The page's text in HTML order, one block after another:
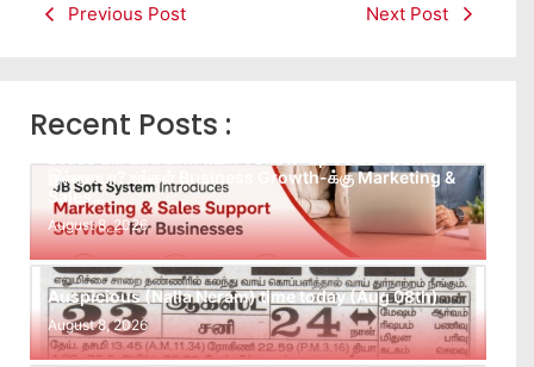
Previous Post Next Post
Recent Posts :
இல்லையா? உங்கள் Business Growth-க்கு Marketing &
Sales…
August 8, 2026
Auspicious (Nalla Neram) time today (Aug 08th)
August 8, 2026